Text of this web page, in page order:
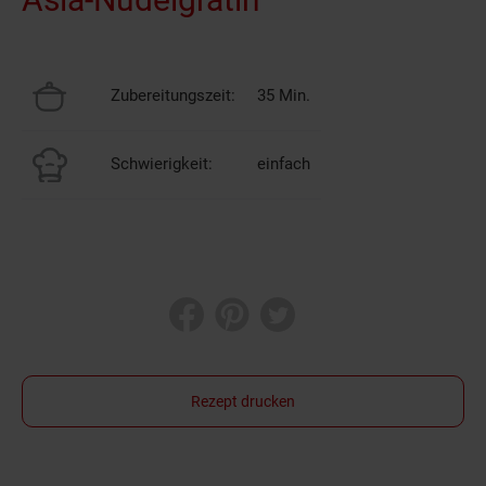
Zubereitungszeit: 35 Min.
Schwierigkeit: einfach
Rezept drucken